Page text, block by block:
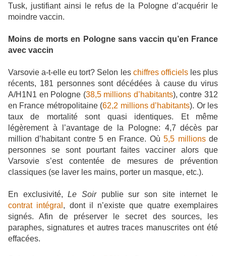
Tusk, justifiant ainsi le refus de la Pologne d’acquérir le
moindre vaccin.
Moins de morts en Pologne sans vaccin qu’en France
avec vaccin
Varsovie a-t-elle eu tort? Selon les chiffres officielsles plus
récents, 181 personnes sont décédées à cause du virus
A/H1N1 en Pologne (38,5 millions d’habitants), contre 312
en France métropolitaine (62,2 millions d’habitants). Or les
taux de mortalité sont quasi identiques. Et même
légèrement à l’avantage de la Pologne: 4,7 décès par
million d’habitant contre 5 en France. Où5,5 millionsde
personnes se sont pourtant faites vacciner alors que
Varsovie s’est contentée de mesures de prévention
classiques (se laver les mains, porter un masque, etc.).
En exclusivité,Le Soirpublie sur son site internet le
contrat intégral , dont il n’existe que quatre exemplaires
signés. Afin de préserver le secret des sources, les
paraphes, signatures et autres traces manuscrites ont été
effacées.